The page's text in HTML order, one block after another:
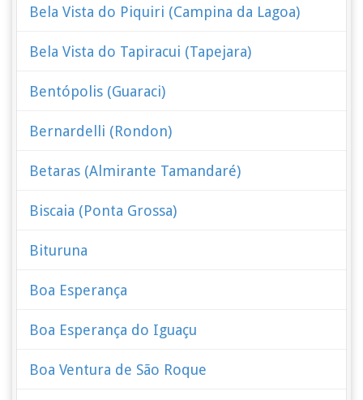
Bela Vista do Piquiri (Campina da Lagoa)
Bela Vista do Tapiracui (Tapejara)
Bentópolis (Guaraci)
Bernardelli (Rondon)
Betaras (Almirante Tamandaré)
Biscaia (Ponta Grossa)
Bituruna
Boa Esperança
Boa Esperança do Iguaçu
Boa Ventura de São Roque